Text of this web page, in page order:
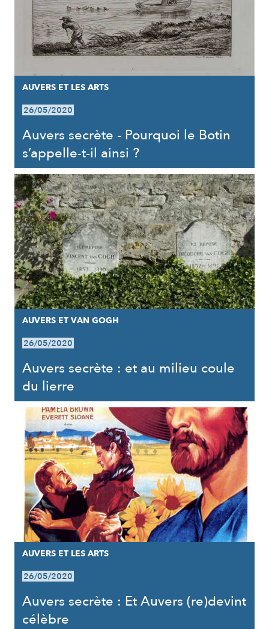
AUVERS ET LES ARTS
26/05/2020
Auvers secrète - Pourquoi le Botin
s’appelle-t-il ainsi ?
AUVERS ET VAN GOGH
26/05/2020
Auvers secrète : et au milieu coule
du lierre
AUVERS ET LES ARTS
26/05/2020
Auvers secrète : Et Auvers (re)devint
célèbre